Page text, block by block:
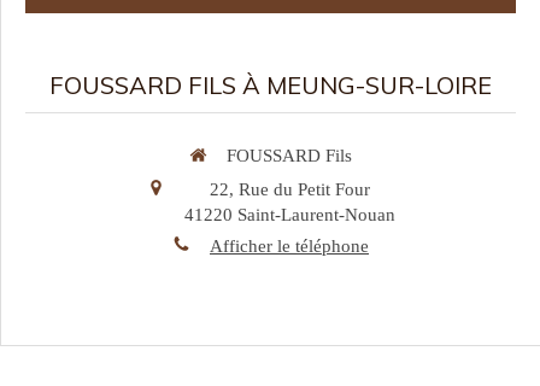
FOUSSARD FILS À MEUNG-SUR-LOIRE
FOUSSARD Fils
22, Rue du Petit Four
41220 Saint-Laurent-Nouan
Afficher le téléphone